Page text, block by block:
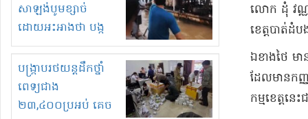
សាឡង់បូមខ្សាច់
ដោយអះអាងថា បង្ក
បាក់ច្រាំងទន្លេ និង
រំខានទាំងយប់ទាំងថ្ងៃ
បង្ក្រាបរថយន្តដឹកថ្នាំ
ពេទ្យជាង
២៣,៤០០ប្រអប់ គេច
លោក ដុំ វណ្ណ
ខេត្តបាត់ដំ
ឯខាង​ថៃ ម
ដែលមាន​កញ្
កម្ម​ខេត្ត​នេ